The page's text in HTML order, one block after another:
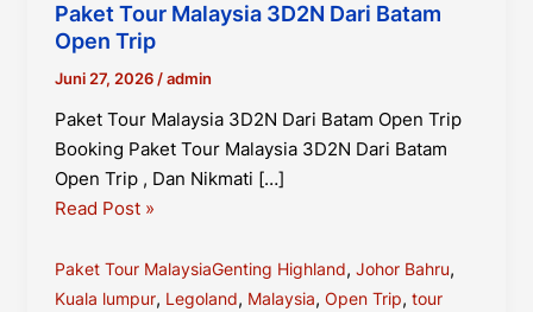
Paket Tour Malaysia 3D2N Dari Batam
Open Trip
Juni 27, 2026 /admin
Paket Tour Malaysia 3D2N Dari Batam Open Trip
Booking Paket Tour Malaysia 3D2N Dari Batam
Open Trip , Dan Nikmati […]
Paket
Malaysia
3D2N
Read Post »
Paket Tour MalaysiaGenting Highland, Johor Bahru,
Kuala lumpur, Legoland, Malaysia, Open Trip, tour